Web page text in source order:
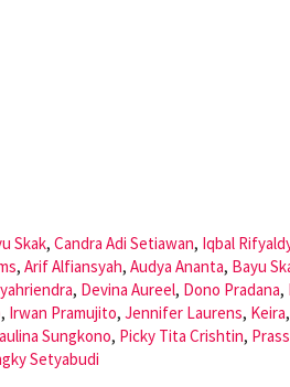
Skak, Candra Adi Setiawan, Iqbal
, Arif Alfiansyah, Audya Ananta, Bayu
, Devina Aureel, Dono Pradana,
, Irwan Pramujito, Jennifer Laurens, Keira,
Sungkono, Picky Tita Crishtin,
Setyabudi